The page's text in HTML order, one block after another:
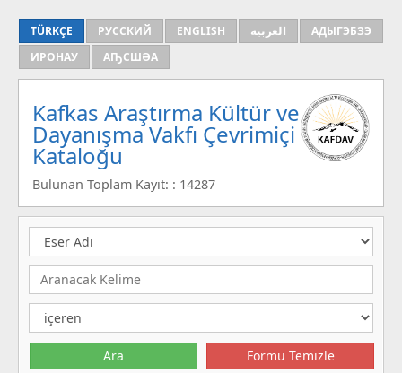
TÜRKÇE РУССКИЙ ENGLISH العربية
АДЫГЭБЗЭ
ИРОНАУ
АҦСШӘА
Kafkas Araştırma Kültür ve
Dayanışma Vakfı Çevrimiçi
Kataloğu
Bulunan Toplam Kayıt: : 14287